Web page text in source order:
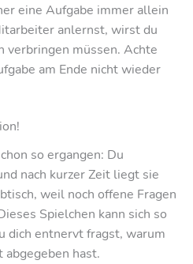
eine Aufgabe immer allein
anlernst, wirst du
verbringen müssen. Achte
am Ende nicht wieder
so ergangen: Du
nach kurzer Zeit liegt sie
weil noch offene Fragen
Spielchen kann sich so
dich entnervt fragst, warum
hast.